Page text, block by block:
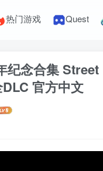
热门游戏 Quest
纪念合集
官方中文